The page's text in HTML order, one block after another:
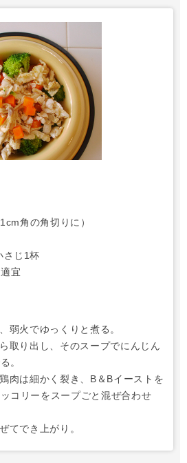
角の角切りに）
じ1杯
宜
弱火でゆっくりと煮る。
取り出し、そのスープでにんじん
。
肉は細かく裂き、B＆Bイーストを
コリーをスープごと混ぜ合わせ
てでき上がり。